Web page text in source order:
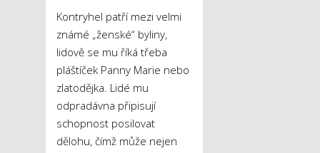
Kontryhel patří mezi velmi
známé „ženské“ byliny,
lidově se mu říká třeba
pláštíček Panny Marie nebo
zlatodějka. Lidé mu
odpradávna připisují
schopnost posilovat
dělohu, čímž může nejen